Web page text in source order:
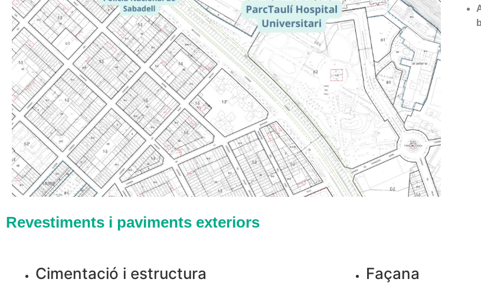
Revestiments i paviments exteriors
Cimentació i estructura Façana